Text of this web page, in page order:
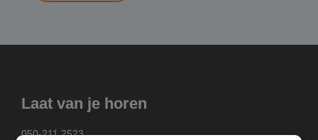
Laat van je horen
050-211 2523